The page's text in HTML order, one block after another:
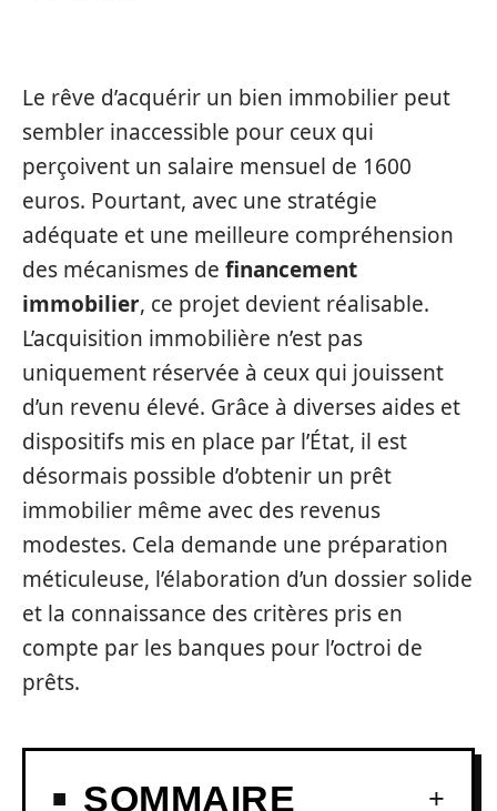
Le rêve d’acquérir un bien immobilier peut
sembler inaccessible pour ceux qui
perçoivent un salaire mensuel de 1600
euros. Pourtant, avec une stratégie
adéquate et une meilleure compréhension
des mécanismes de financement
immobilier, ce projet devient réalisable.
L’acquisition immobilière n’est pas
uniquement réservée à ceux qui jouissent
d’un revenu élevé. Grâce à diverses aides et
dispositifs mis en place par l’État, il est
désormais possible d’obtenir un prêt
immobilier même avec des revenus
modestes. Cela demande une préparation
méticuleuse, l’élaboration d’un dossier solide
et la connaissance des critères pris en
compte par les banques pour l’octroi de
prêts.
SOMMAIRE